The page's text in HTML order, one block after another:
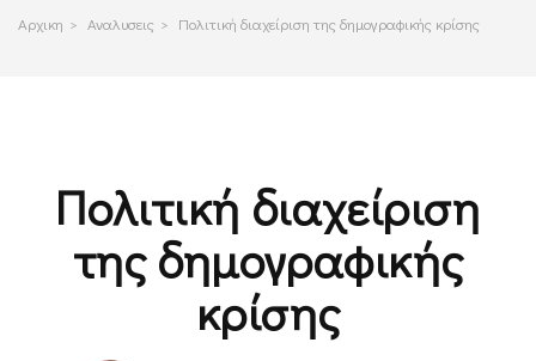
Αρχικη > Αναλυσεις > Πολιτική διαχείριση της δημογραφικής κρίσης
Πολιτική διαχείριση
της δημογραφικής
κρίσης